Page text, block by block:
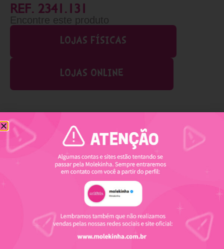
REF. 2341.131
Encontre este produto
LOJAS FÍSICAS
LOJAS ONLINE
Produtos relacionados